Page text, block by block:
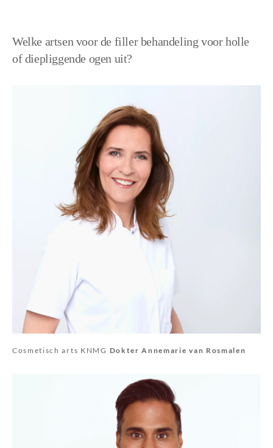
Welke artsen voor de filler behandeling voor holle
of diepliggende ogen uit?
Cosmetisch arts KNMG Dokter Annemarie van Rosmalen